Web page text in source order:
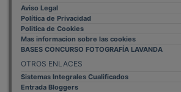
Aviso Legal
Política de Privacidad
Politica de Cookies
Mas informacion sobre las cookies
BASES CONCURSO FOTOGRAFÍA LAVANDA
OTROS ENLACES
Sistemas Integrales Cualificados
Entrada Bloggers